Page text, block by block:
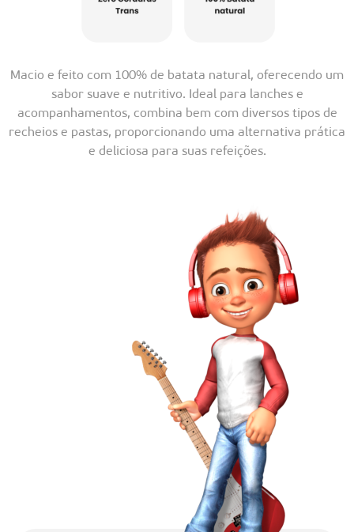
Macio e feito com 100% de batata natural, oferecendo um
sabor suave e nutritivo. Ideal para lanches e
acompanhamentos, combina bem com diversos tipos de
recheios e pastas, proporcionando uma alternativa prática
e deliciosa para suas refeições.